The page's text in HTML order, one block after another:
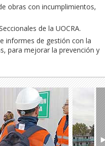
obras con incumplimientos,
de la UOCRA.
informes de gestión con la
para mejorar la prevención y